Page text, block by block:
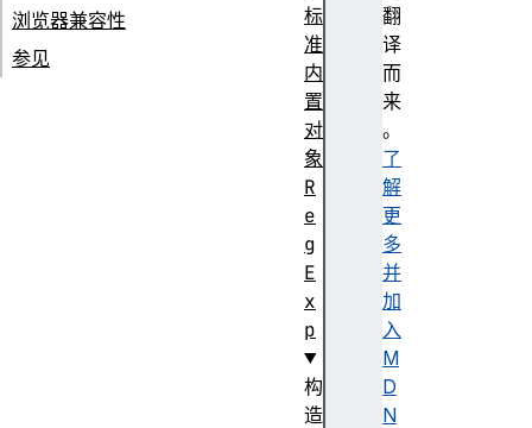
翻
译
而
来
。
了
解
更
多
并
加
入
M
D
N
浏览器兼容性
参见
标
准
内
置
对
象
R
e
g
E
x
p
构
造